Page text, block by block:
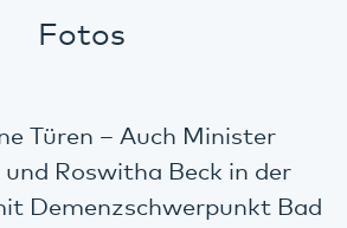
Fotos
Türen – Auch Minister
Roswitha Beck in der
Demenzschwerpunkt Bad